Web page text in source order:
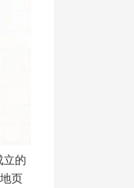
立的
页